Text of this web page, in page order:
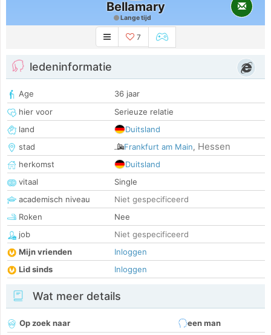
Bellamary
Lange tijd
7
ledeninformatie
Age
36 jaar
hier voor
Serieuze relatie
land
Duitsland
stad
Frankfurt am Main, Hessen
herkomst
Duitsland
vitaal
Single
academisch niveau
Niet gespecificeerd
Roken
Nee
job
Niet gespecificeerd
Mijn vrienden
Inloggen
Lid sinds
Inloggen
Wat meer details
Op zoek naar
een man